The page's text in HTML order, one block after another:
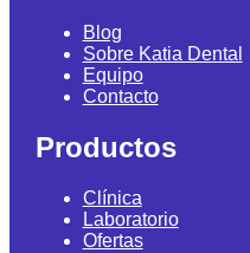
Blog
Sobre Katia Dental
Equipo
Contacto
Productos
Clínica
Laboratorio
Ofertas